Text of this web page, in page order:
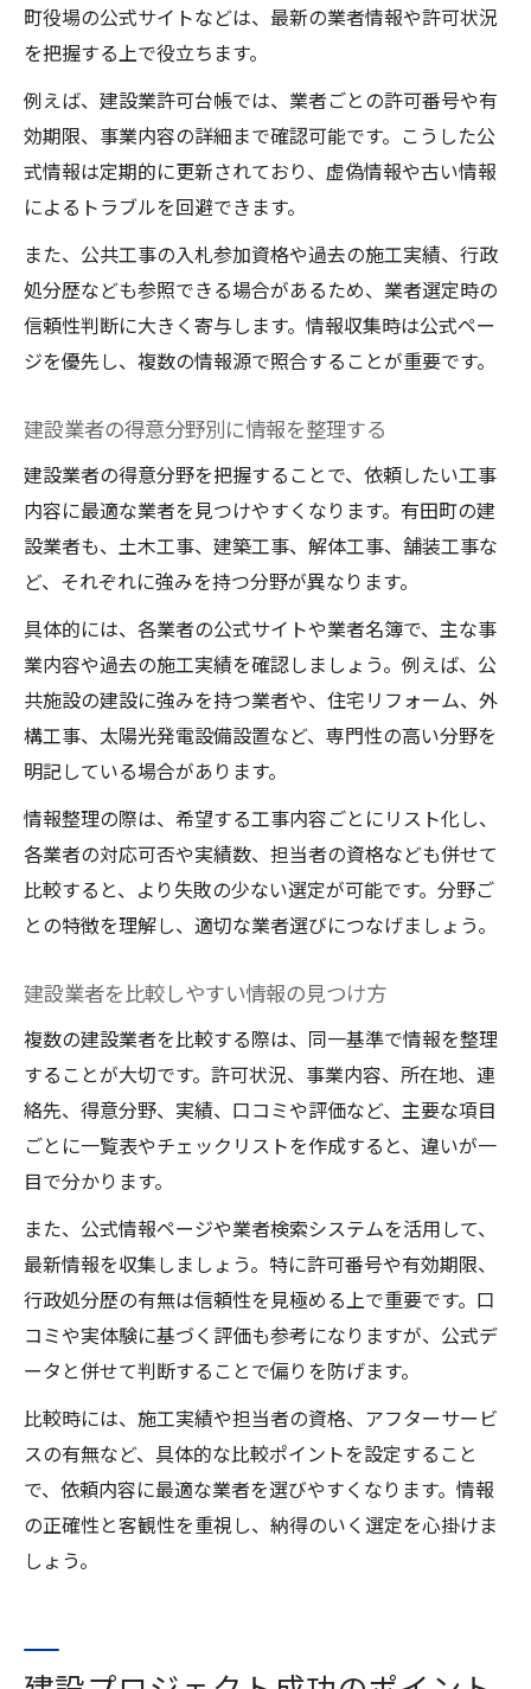
町役場の公式サイトなどは、最新の業者情報や許可状況
を把握する上で役立ちます。
例えば、建設業許可台帳では、業者ごとの許可番号や有
効期限、事業内容の詳細まで確認可能です。こうした公
式情報は定期的に更新されており、虚偽情報や古い情報
によるトラブルを回避できます。
また、公共工事の入札参加資格や過去の施工実績、行政
処分歴なども参照できる場合があるため、業者選定時の
信頼性判断に大きく寄与します。情報収集時は公式ペー
ジを優先し、複数の情報源で照合することが重要です。
建設業者の得意分野別に情報を整理する
建設業者の得意分野を把握することで、依頼したい工事
内容に最適な業者を見つけやすくなります。有田町の建
設業者も、土木工事、建築工事、解体工事、舗装工事な
ど、それぞれに強みを持つ分野が異なります。
具体的には、各業者の公式サイトや業者名簿で、主な事
業内容や過去の施工実績を確認しましょう。例えば、公
共施設の建設に強みを持つ業者や、住宅リフォーム、外
構工事、太陽光発電設備設置など、専門性の高い分野を
明記している場合があります。
情報整理の際は、希望する工事内容ごとにリスト化し、
各業者の対応可否や実績数、担当者の資格なども併せて
比較すると、より失敗の少ない選定が可能です。分野ご
との特徴を理解し、適切な業者選びにつなげましょう。
建設業者を比較しやすい情報の見つけ方
複数の建設業者を比較する際は、同一基準で情報を整理
することが大切です。許可状況、事業内容、所在地、連
絡先、得意分野、実績、口コミや評価など、主要な項目
ごとに一覧表やチェックリストを作成すると、違いが一
目で分かります。
また、公式情報ページや業者検索システムを活用して、
最新情報を収集しましょう。特に許可番号や有効期限、
行政処分歴の有無は信頼性を見極める上で重要です。口
コミや実体験に基づく評価も参考になりますが、公式デ
ータと併せて判断することで偏りを防げます。
比較時には、施工実績や担当者の資格、アフターサービ
スの有無など、具体的な比較ポイントを設定すること
で、依頼内容に最適な業者を選びやすくなります。情報
の正確性と客観性を重視し、納得のいく選定を心掛けま
しょう。